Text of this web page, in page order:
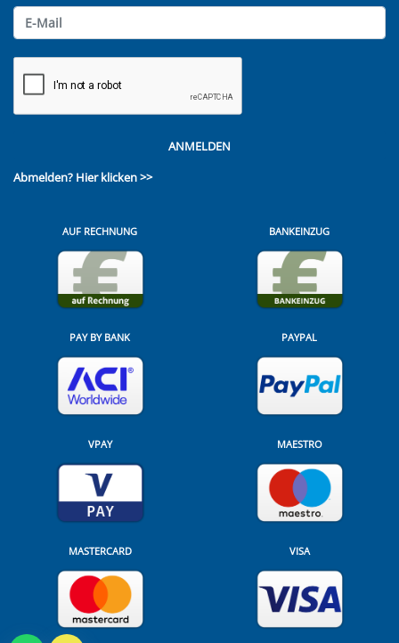
ANMELDEN
Abmelden? Hier klicken >>
AUF RECHNUNG BANKEINZUG
PAY BY BANK PAYPAL
VPAY MAESTRO
MASTERCARD VISA